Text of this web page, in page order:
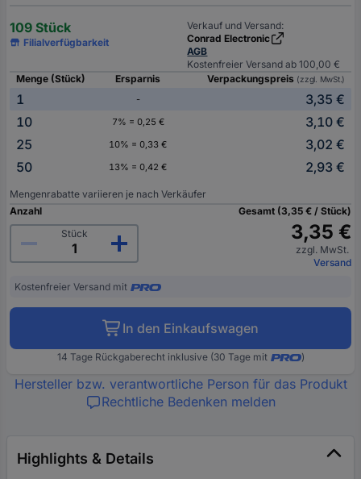
109 Stück
Filialverfügbarkeit
Verkauf und Versand:
Conrad Electronic
AGB
Kostenfreier Versand ab 100,00 €
Menge (Stück)
Ersparnis Verpackungspreis (zzgl. MwSt.)
1 -
3,35 €
10
7% = 0,25 €
3,10 €
25
10% = 0,33 €
3,02 €
50
13% = 0,42 € 2,93 €
Mengenrabatte variieren je nach Verkäufer
Anzahl
Stück
Gesamt (3,35 € / Stück)
3,35 €
zzgl. MwSt.
Versand
Kostenfreier Versand mit
In den Einkaufswagen
14 Tage Rückgaberecht inklusive (30 Tage mit )
Hersteller bzw. verantwortliche Person für das Produkt
Rechtliche Bedenken melden
Highlights & Details